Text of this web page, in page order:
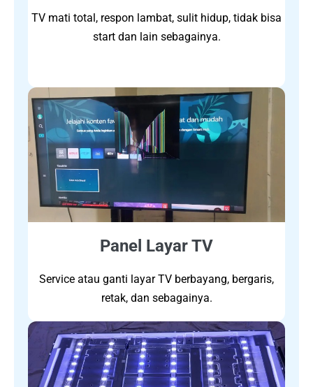
TV mati total, respon lambat, sulit hidup, tidak bisa
start dan lain sebagainya.
Panel Layar TV
Service atau ganti layar TV berbayang, bergaris,
retak, dan sebagainya.